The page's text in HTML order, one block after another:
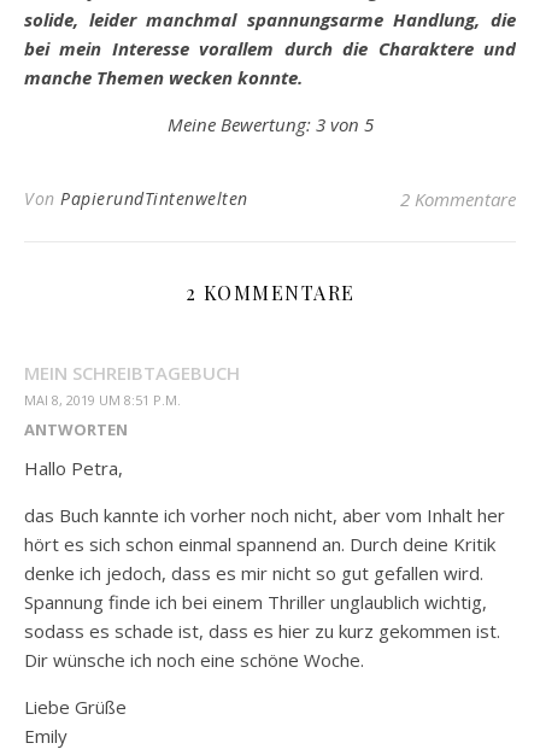
solide, leider manchmal spannungsarme Handlung, die
bei mein Interesse vorallem durch die Charaktere und
manche Themen wecken konnte.
Meine Bewertung: 3 von 5
Von PapierundTintenwelten 2 Kommentare
2 KOMMENTARE
MEIN SCHREIBTAGEBUCH
MAI 8, 2019 UM 8:51 P.M.
ANTWORTEN
Hallo Petra,
das Buch kannte ich vorher noch nicht, aber vom Inhalt her
hört es sich schon einmal spannend an. Durch deine Kritik
denke ich jedoch, dass es mir nicht so gut gefallen wird.
Spannung finde ich bei einem Thriller unglaublich wichtig,
sodass es schade ist, dass es hier zu kurz gekommen ist.
Dir wünsche ich noch eine schöne Woche.
Liebe Grüße
Emily